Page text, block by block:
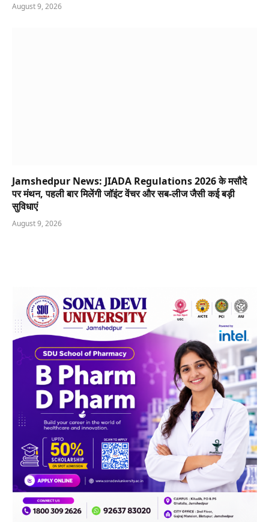
August 9, 2026
Jamshedpur News: JIADA Regulations 2026 के मसौदे
पर मंथन, पहली बार मिलेंगी जॉइंट वेंचर और सब-लीज जैसी कई बड़ी
सुविधाएं
August 9, 2026